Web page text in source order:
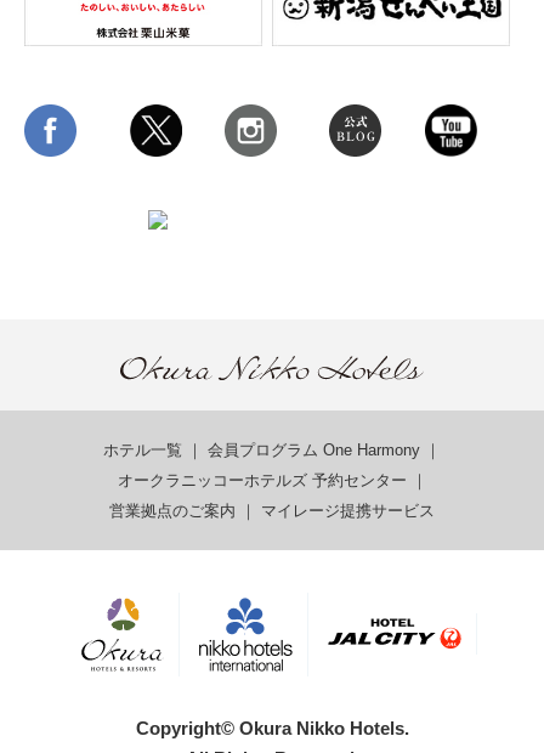
ホテル一覧 ｜ 会員プログラム One Harmony ｜
オークラニッコーホテルズ 予約センター ｜
営業拠点のご案内 ｜ マイレージ提携サービス
Copyright© Okura Nikko Hotels.